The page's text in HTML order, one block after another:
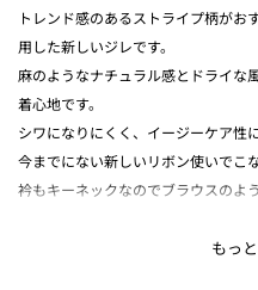
トレンド感のあるストライプ柄が
用した新しいジレです。
麻のようなナチュラル感とドライな
着心地です。
シワになりにくく、イージーケア性
今までにない新しいリボン使いでこ
衿もキーネックなのでブラウスのよ